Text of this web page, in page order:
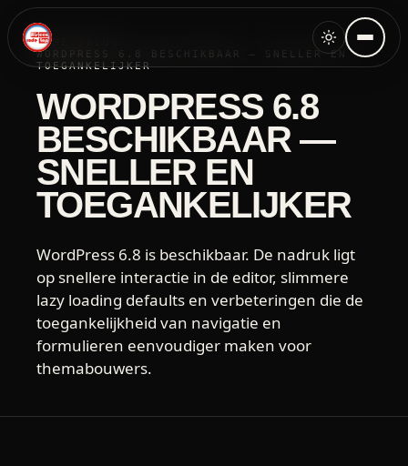
HOME
WORDPRESS 6.8 BESCHIKBAAR — SNELLER EN
TOEGANKELIJKER
WORDPRESS 6.8
BESCHIKBAAR —
SNELLER EN
TOEGANKELIJKER
WordPress 6.8 is beschikbaar. De nadruk ligt
op snellere interactie in de editor, slimmere
lazy loading defaults en verbeteringen die de
toegankelijkheid van navigatie en
formulieren eenvoudiger maken voor
themabouwers.